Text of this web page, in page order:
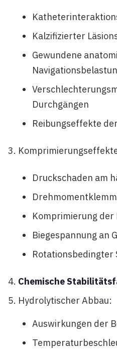
Kalzifizierter
Gewundene
Durchgängen
Reibungseffekte
Druckschaden am
Komprimierung
Biegespannung an
Rotationsbedingter
Chemische
Hydrolytischer Abbau:
Auswirkungen der